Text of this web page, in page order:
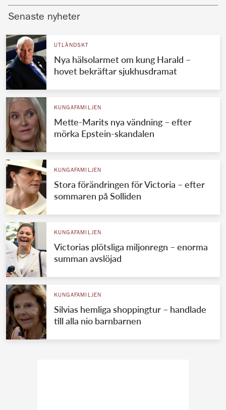
Senaste nyheter
UTLÄNDSKT
Nya hälsolarmet om kung Harald –
hovet bekräftar sjukhusdramat
KUNGAFAMILJEN
Mette-Marits nya vändning – efter
mörka Epstein-skandalen
KUNGAFAMILJEN
Stora förändringen för Victoria – efter
sommaren på Solliden
KUNGAFAMILJEN
Victorias plötsliga miljonregn – enorma
summan avslöjad
KUNGAFAMILJEN
Silvias hemliga shoppingtur – handlade
till alla nio barnbarnen